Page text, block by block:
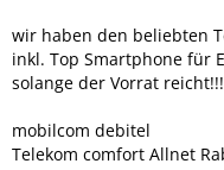
wir haben den beliebten
inkl. Top Smartphone für
solange der Vorrat reicht!!!
mobilcom debitel
Telekom comfort Allnet